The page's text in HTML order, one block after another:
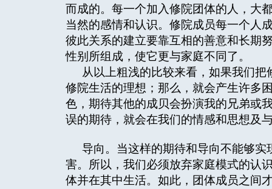
而成的。每一个加入修院团体的人，大
当然的感情和认识。修院成员每一个人
彼此关系的建立要靠互相的善意和长期
性别所组成，使它更与家庭不同了。
从以上粗浅的比较来看，如果我们
修院生活的理想；那么，就会产生许多
色，期待其他的成贝会扮演我的兄弟或
误的期待，就会在我们的情感和思想及
导向。当这样的期待和导向不能够
害。所以，我们必须放弃家庭模式的认
体并在其中生活。如此，团体成员之间